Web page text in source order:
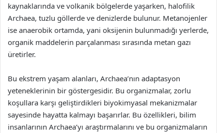
kaynaklarında ve volkanik bölgelerde yaşarken, halofilik
Archaea, tuzlu göllerde ve denizlerde bulunur. Metanojenler
ise anaerobik ortamda, yani oksijenin bulunmadığı yerlerde,
organik maddelerin parçalanması sırasında metan gazı
üretirler.
Bu ekstrem yaşam alanları, Archaea’nın adaptasyon
yeteneklerinin bir göstergesidir. Bu organizmalar, zorlu
koşullara karşı geliştirdikleri biyokimyasal mekanizmalar
sayesinde hayatta kalmayı başarırlar. Bu özellikleri, bilim
insanlarının Archaea’yı araştırmalarını ve bu organizmaların